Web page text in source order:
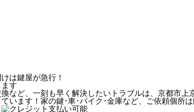
す
など、一刻も早く解決したいトラブルは、京都市
います！家の鍵･車･バイク･金庫など、ご依頼個所は